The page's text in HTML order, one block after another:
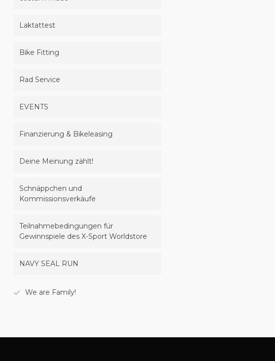
Laktattest
Bike Fitting
Rad Service
EVENTS
Finanzierung & Bikeleasing
Deine Meinung zählt!
Schnäppchen und
Kommissionsverkäufe
Teilnahmebedingungen für
Gewinnspiele des X-Sport Worldstore
NAVY SEAL RUN
We are Family!